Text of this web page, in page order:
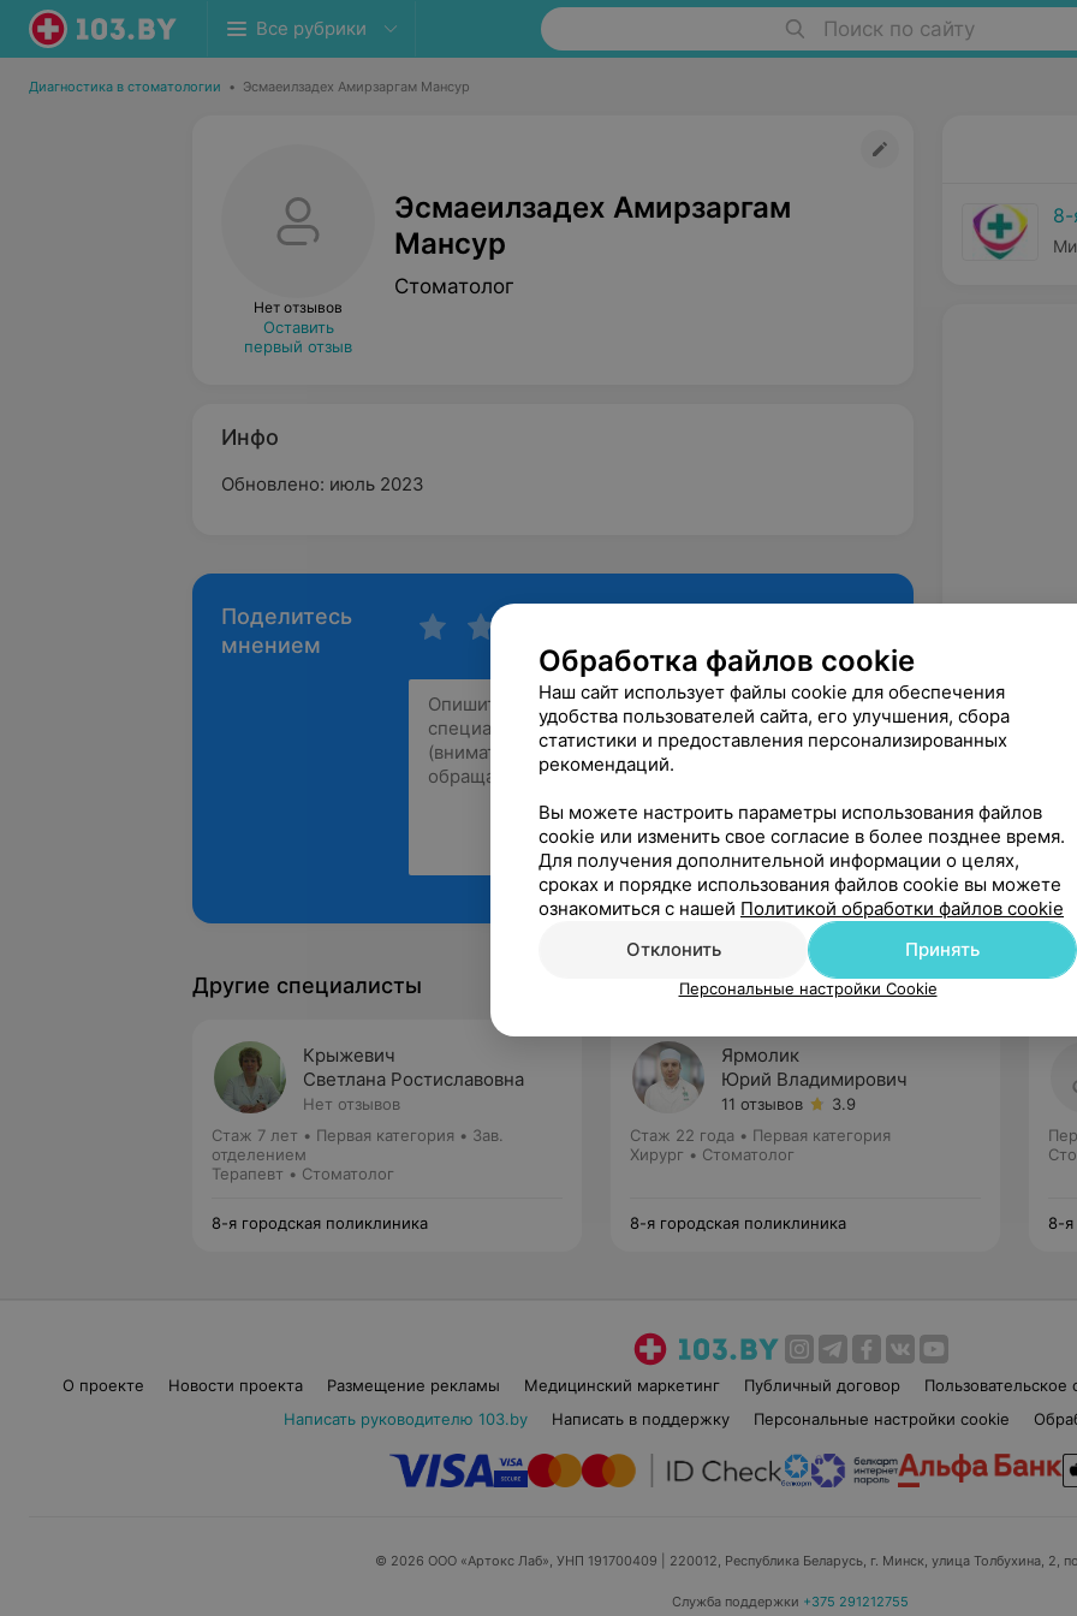
Все рубрики Поиск по сайту
Диагностика в стоматологии • Эсмаеилзадех Амирзаргам Мансур
Нет отзывов
Оставить
первый отзыв
Эсмаеилзадех Амирзаргам
Мансур
Стоматолог
Инфо
Обновлено: июль 2023
Поделитесь
мнением
Рекомендую
8-
Другие специалисты
Крыжевич
Светлана Ростиславовна
Нет отзывов
Стаж 7 лет • Первая категория • Зав.
отделением
Терапевт • Стоматолог
8-я городская поликлиника
Ярмолик
Юрий Владимирович
11 отзывов
3.9
Стаж 22 года • Первая категория
Хирург • Стоматолог
8-я городская поликлиника 8-я
О проекте Новости проекта Размещение рекламы Медицинский маркетинг Публичный договор Пользовательское
Написать руководителю 103.by
Написать в поддержку Персональные настройки cookie
© 2026 ООО «Артокс Лаб», УНП 191700409 | 220012, Республика Беларусь, г. Минск, улица Толбухина, 2,
Служба поддержки +375 291212755
Обработка файлов cookie
Наш сайт использует файлы cookie для обеспечения
удобства пользователей сайта, его улучшения, сбора
статистики и предоставления персонализированных
рекомендаций.
Вы можете настроить параметры использования файлов
cookie или изменить свое согласие в более позднее время.
Для получения дополнительной информации о целях,
сроках и порядке использования файлов cookie вы можете
ознакомиться с нашей Политикой обработки файлов cookie
Отклонить
Принять
Персональные настройки Cookie